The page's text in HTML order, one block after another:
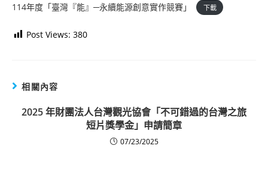
114年度「臺灣『能』─永續能源創意實作競賽」 下載
Post Views: 380
相關內容
2025 年財團法人台灣觀光協會「不可錯過的台灣之旅
短片獎學金」申請簡章
07/23/2025